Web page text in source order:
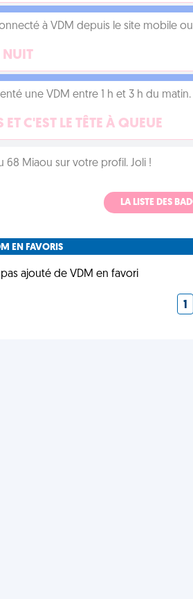
à VDM depuis le site mobile
NUIT
une VDM entre 1 h et 3 h du matin.
C'EST LE TÊTE À QUEUE
68 Miaou sur votre profil. Joli !
LA LISTE DES
EN FAVORIS
ajouté de VDM en favori
1